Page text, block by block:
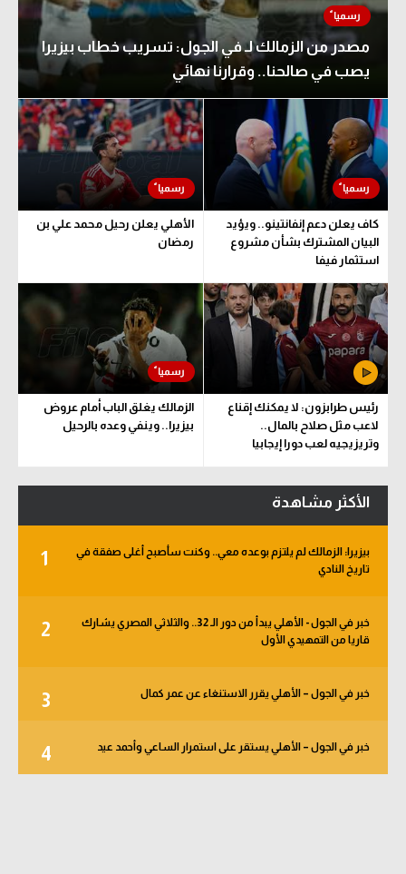
مصدر من الزمالك لـ في الجول: تسريب خطاب بيزيرا
يصب في صالحنا.. وقرارنا نهائي
كاف يعلن دعم إنفانتينو.. ويؤيد
البيان المشترك بشأن مشروع
استثمار فيفا
الأهلي يعلن رحيل محمد علي بن
رمضان
رئيس طرابزون: لا يمكنك إقناع
لاعب مثل صلاح بالمال..
وتريزيجيه لعب دورا إيجابيا
الزمالك يغلق الباب أمام عروض
بيزيرا.. وينفي وعده بالرحيل
الأكثر مشاهدة
1
بيزيرا: الزمالك لم يلتزم بوعده معي.. وكنت سأصبح أغلى صفقة في
تاريخ النادي
2
خبر في الجول - الأهلي يبدأ من دور الـ 32.. والثلاثي المصري يشارك
قاريا من التمهيدي الأول
3 خبر في الجول – الأهلي يقرر الاستنغاء عن عمر كمال
4 خبر في الجول – الأهلي يستقر على استمرار الساعي وأحمد عيد